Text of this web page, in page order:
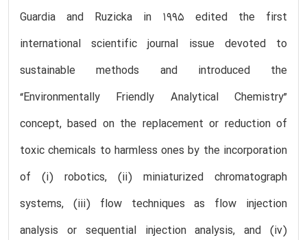
Guardia and Ruzicka in 1995 edited the first
international scientific journal issue devoted to
sustainable methods and introduced the
“Environmentally Friendly Analytical Chemistry”
concept, based on the replacement or reduction of
toxic chemicals to harmless ones by the incorporation
of (i) robotics, (ii) miniaturized chromatograph
systems, (iii) flow techniques as flow injection
analysis or sequential injection analysis, and (iv)